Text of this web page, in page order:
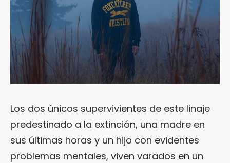
Los dos únicos supervivientes de este linaje
predestinado a la extinción, una madre en
sus últimas horas y un hijo con evidentes
problemas mentales, viven varados en un